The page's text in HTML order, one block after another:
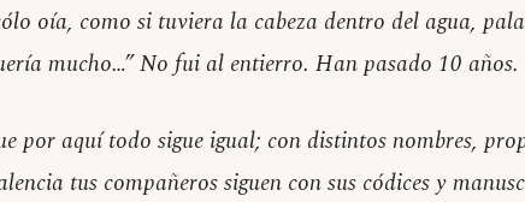
oía, como si tuviera la cabeza dentro del agua,
mucho…” No fui al entierro. Han pasado 10 años.
por aquí todo sigue igual; con distintos nombres,
tus compañeros siguen con sus códices y